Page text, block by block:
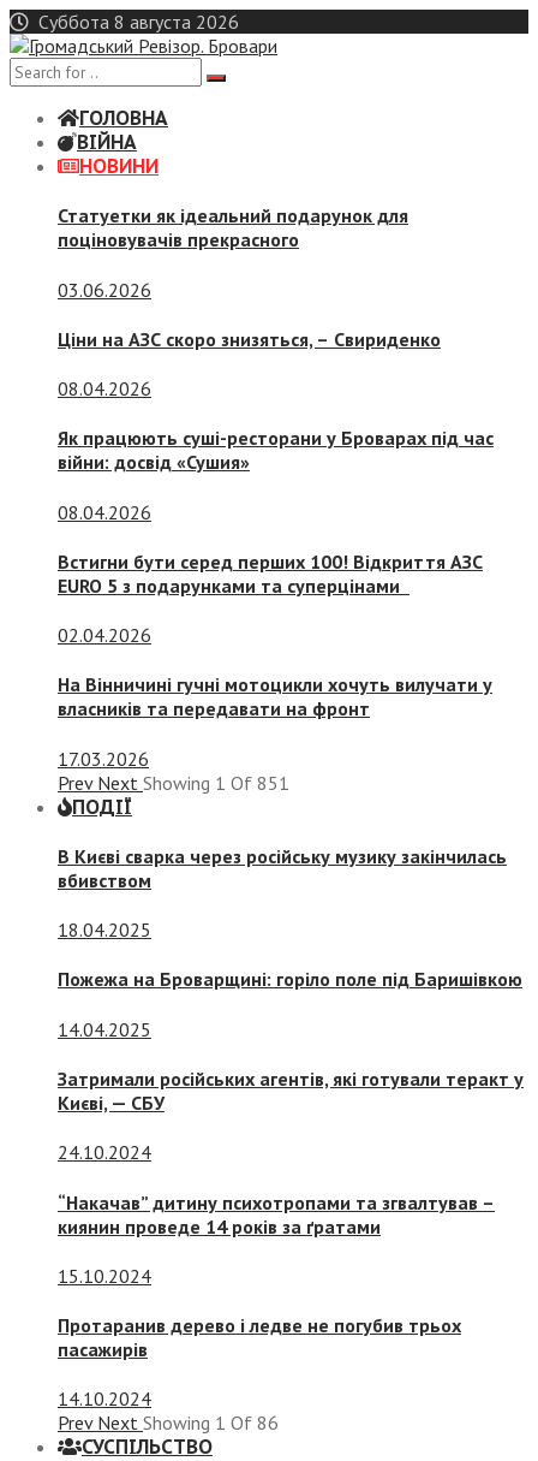
Skip
to
content
Суббота 8 августа 2026
ГОЛОВНА
ВІЙНА
НОВИНИ
Статуетки як ідеальний подарунок для
поціновувачів прекрасного
03.06.2026
Ціни на АЗС скоро знизяться, – Свириденко
08.04.2026
Як працюють суші-ресторани у Броварах під час
війни: досвід «Сушия»
08.04.2026
Встигни бути серед перших 100! Відкриття АЗС
EURO 5 з подарунками та суперцінами
02.04.2026
На Вінничині гучні мотоцикли хочуть вилучати у
власників та передавати на фронт
17.03.2026
Prev Next Showing 1 Of 851
ПОДІЇ
В Києві сварка через російську музику закінчилась
вбивством
18.04.2025
Пожежа на Броварщині: горіло поле під Баришівкою
14.04.2025
Затримали російських агентів, які готували теракт у
Києві, — СБУ
24.10.2024
“Накачав” дитину психотропами та згвалтував –
киянин проведе 14 років за ґратами
15.10.2024
Протаранив дерево і ледве не погубив трьох
пасажирів
14.10.2024
Prev Next Showing 1 Of 86
СУСПIЛЬСТВО